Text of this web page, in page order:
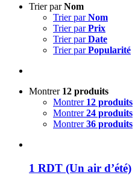
Trier parNom
Trier parNom
Trier parPrix
Trier parDate
Trier parPopularité
Montrer 12 produits
Montrer 12 produits
Montrer24 produits
Montrer36 produits
1 RDT (Un air d’été)